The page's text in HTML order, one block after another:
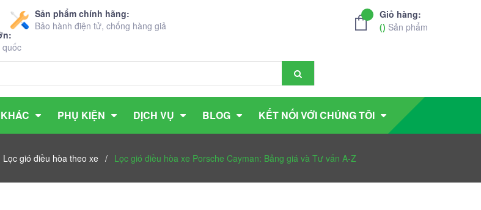
Sản phẩm chính hãng:
Bảo hành điện tử, chống hàng giả
quốc
Giỏ hàng:
() Sản phẩm
PHỤ KIỆN DỊCH VỤ BLOG KẾT NỐI VỚI CHÚNG TÔI
Lọc gió điều hòa theo xe / Lọc gió điều hòa xe Porsche Cayman: Bảng giá và Tư vấn A-Z